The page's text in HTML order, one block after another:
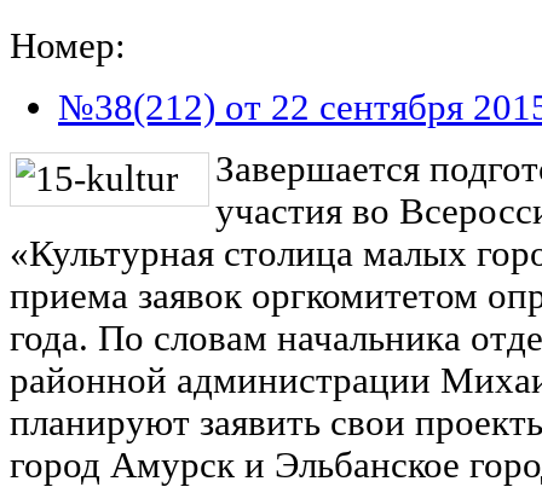
Номер:
№38(212) от 22 сентября
Завершается
участия во
«Культурная столица малых
приема заявок оргкомитетом
года. По словам начальника
районной администрации
планируют заявить свои
город Амурск и Эльбанское